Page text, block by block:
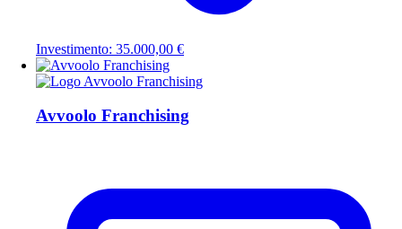
Investimento: 35.000,00 €
Avvoolo Franchising